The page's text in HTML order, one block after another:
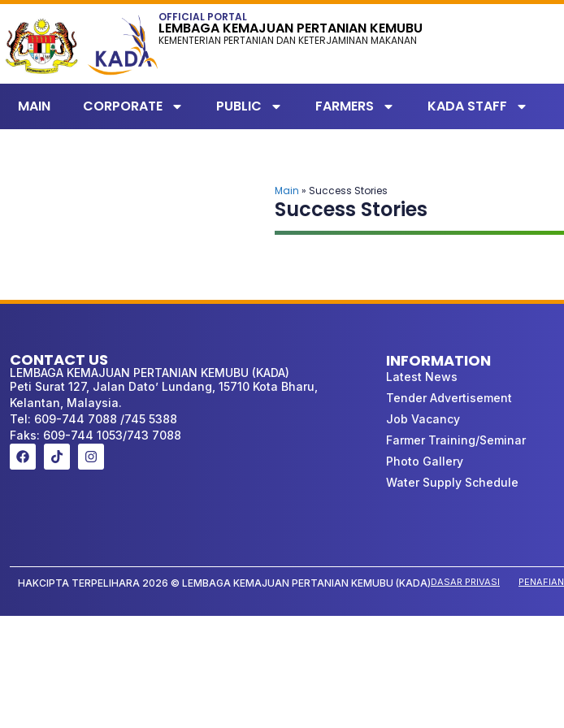
OFFICIAL PORTAL
LEMBAGA KEMAJUAN PERTANIAN KEMUBU
KEMENTERIAN PERTANIAN DAN KETERJAMINAN MAKANAN
MAIN CORPORATE PUBLIC FARMERS KADA STAFF
Main » Success Stories
Success Stories
CONTACT US
LEMBAGA KEMAJUAN PERTANIAN KEMUBU (KADA)
Peti Surat 127, Jalan Dato’ Lundang, 15710 Kota Bharu,
Kelantan, Malaysia.
Tel: 609-744 7088 /745 5388
Faks: 609-744 1053/743 7088
INFORMATION
Latest News
Tender Advertisement
Job Vacancy
Farmer Training/Seminar
Photo Gallery
Water Supply Schedule
HAKCIPTA TERPELIHARA 2026 © LEMBAGA KEMAJUAN PERTANIAN KEMUBU (KADA)DASAR PRIVASI PENAFIAN